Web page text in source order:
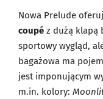
Nowa Prelude
coupé z dużą klapą
sportowy wygląd,
bagażowa ma
jest imponującym
m.in. kolory: